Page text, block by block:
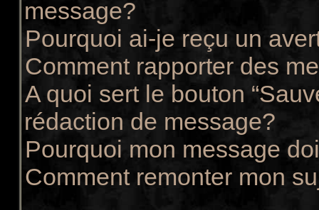
message?
Pourquoi ai-je reçu un
Comment rapporter des
A quoi sert le bouton
rédaction de message?
Pourquoi mon message
Comment remonter mon